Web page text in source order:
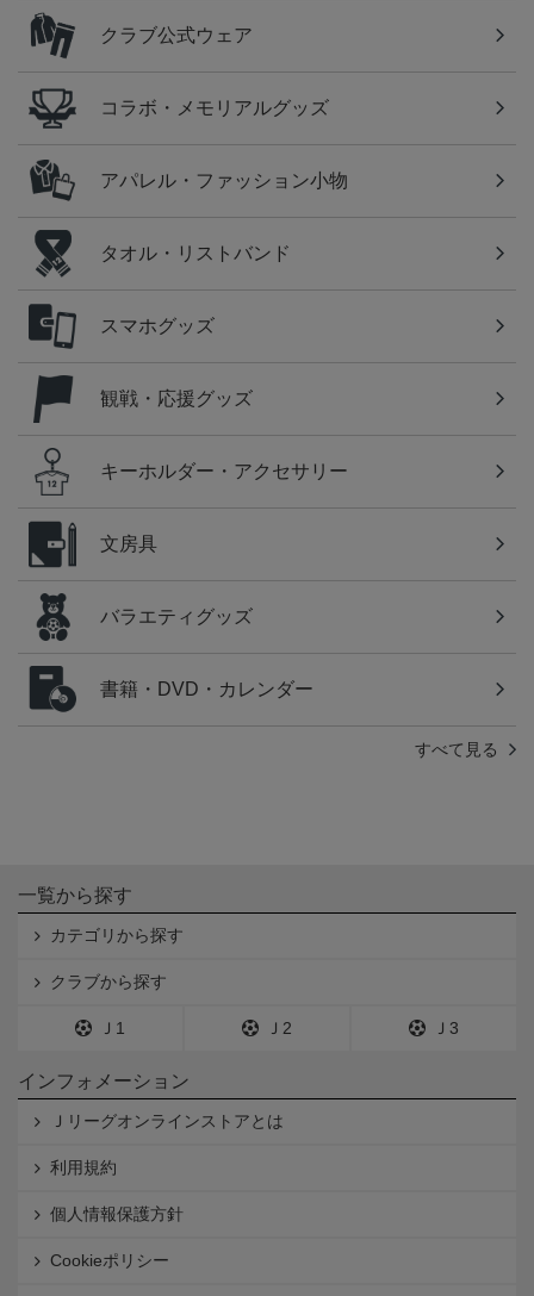
クラブ公式ウェア
コラボ・メモリアルグッズ
アパレル・ファッション小物
タオル・リストバンド
スマホグッズ
観戦・応援グッズ
キーホルダー・アクセサリー
文房具
バラエティグッズ
書籍・DVD・カレンダー
すべて見る
一覧から探す
カテゴリから探す
クラブから探す
Ｊ1 Ｊ2 Ｊ3
インフォメーション
Ｊリーグオンラインストアとは
利用規約
個人情報保護方針
Cookieポリシー